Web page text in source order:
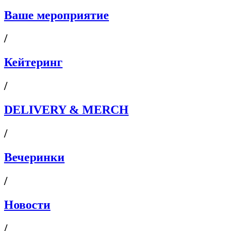
Ваше мероприятие
/
Кейтеринг
/
DELIVERY & MERCH
/
Вечеринки
/
Новости
/